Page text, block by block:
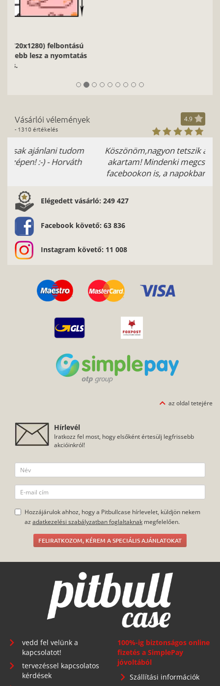
Nagyon fontos, hogy jó minőségű, éles kontúrokkal, jó
fényviszonyokkal rendelkező képeket használj.
- 1310 értékelés
Köszönöm,nagyon tetszik a hátlap,pont ilyet
akartam! Mindenki megcsodálja. Felrakom
facebookon is, a napokban. Fekete Barbara
Iratkozz fel most, hogy elsőként értesülj legfrissebb
akcióinkról!
azadatkezelési szabályzatban foglaltaknakmegfelelően.
kapcsolatot!
tervezéssel kapcsolatos
kérdések
gyakran ismételt
fizetés a SimplePay
jóvoltából
Szállítási információk
Fizetési információk